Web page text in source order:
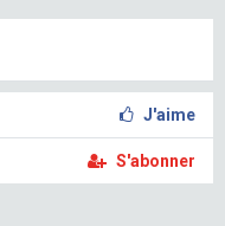
J'aime
S'abonner